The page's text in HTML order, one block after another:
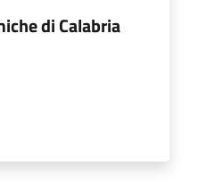
di Calabria